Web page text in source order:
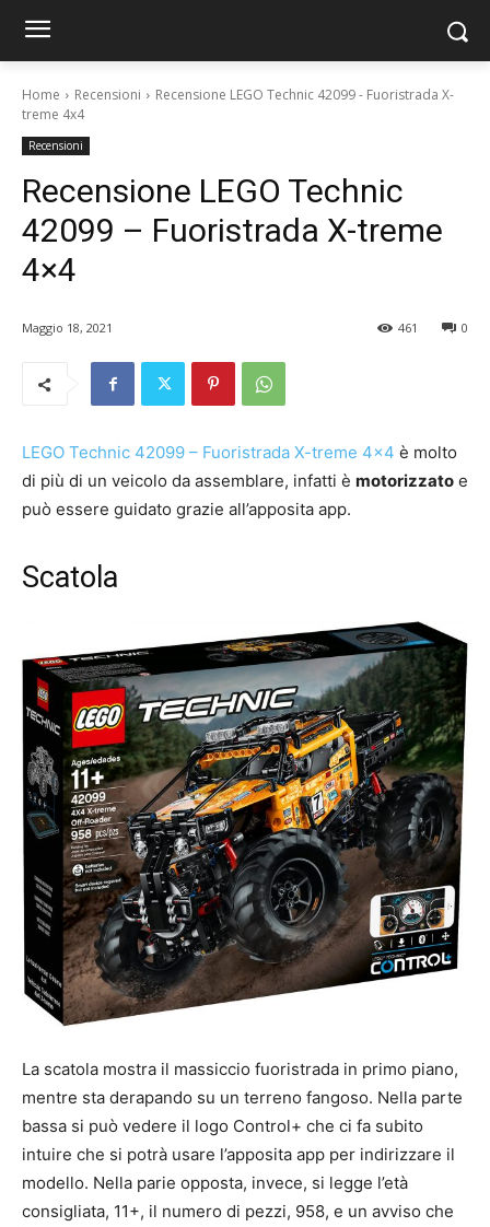
Home Recensioni
Recensione LEGO Technic 42099 - Fuoristrada X-
treme 4x4
Recensioni
Recensione LEGO Technic
42099 – Fuoristrada X-treme
4×4
Maggio 18, 2021 0
461
LEGO Technic 42099 – Fuoristrada X-treme 4×4 è molto
di più di un veicolo da assemblare, infatti è motorizzato e
può essere guidato grazie all’apposita app.
Scatola
La scatola mostra il massiccio fuoristrada in primo piano,
mentre sta derapando su un terreno fangoso. Nella parte
bassa si può vedere il logo Control+ che ci fa subito
intuire che si potrà usare l’apposita app per indirizzare il
modello. Nella parie opposta, invece, si legge l’età
consigliata, 11+, il numero di pezzi, 958, e un avviso che